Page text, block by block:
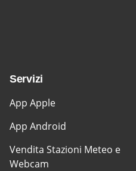
Servizi
App Apple
App Android
Vendita Stazioni Meteo e
Webcam